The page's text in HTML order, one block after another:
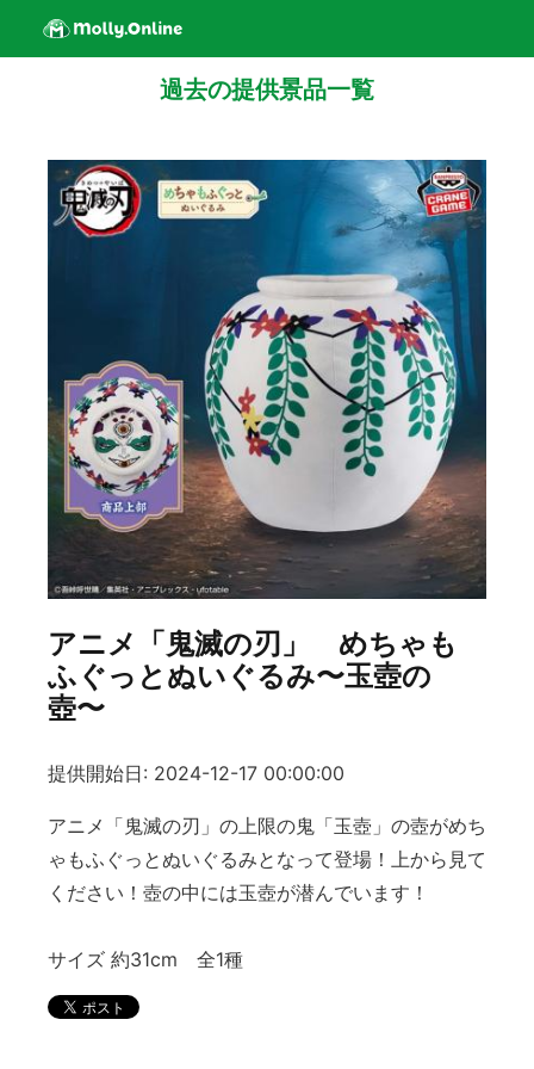
過去の提供景品一覧
アニメ「鬼滅の刃」 めちゃも
ふぐっとぬいぐるみ〜玉壺の
壺〜
提供開始日: 2024-12-17 00:00:00
アニメ「鬼滅の刃」の上限の鬼「玉壺」の壺がめち
ゃもふぐっとぬいぐるみとなって登場！上から見て
ください！壺の中には玉壺が潜んでいます！
サイズ 約31cm 全1種